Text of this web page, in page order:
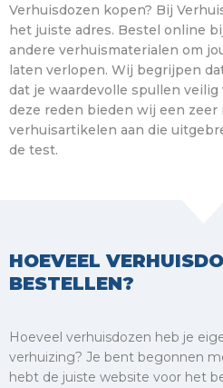
Verhuisdozen kopen? Bij
het juiste adres. Bestel online
andere verhuismaterialen om
laten verlopen. Wij begrijpen
dat je waardevolle spullen veilig
deze reden bieden wij een zeer
verhuisartikelen aan die
de test.
HOEVEEL
BESTELLEN?
Hoeveel verhuisdozen heb je
verhuizing? Je bent begonnen
hebt de juiste website voor het